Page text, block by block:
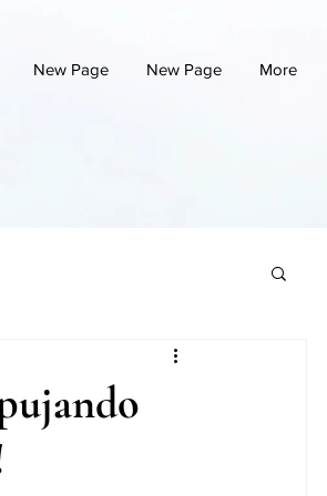
New Page New Page More